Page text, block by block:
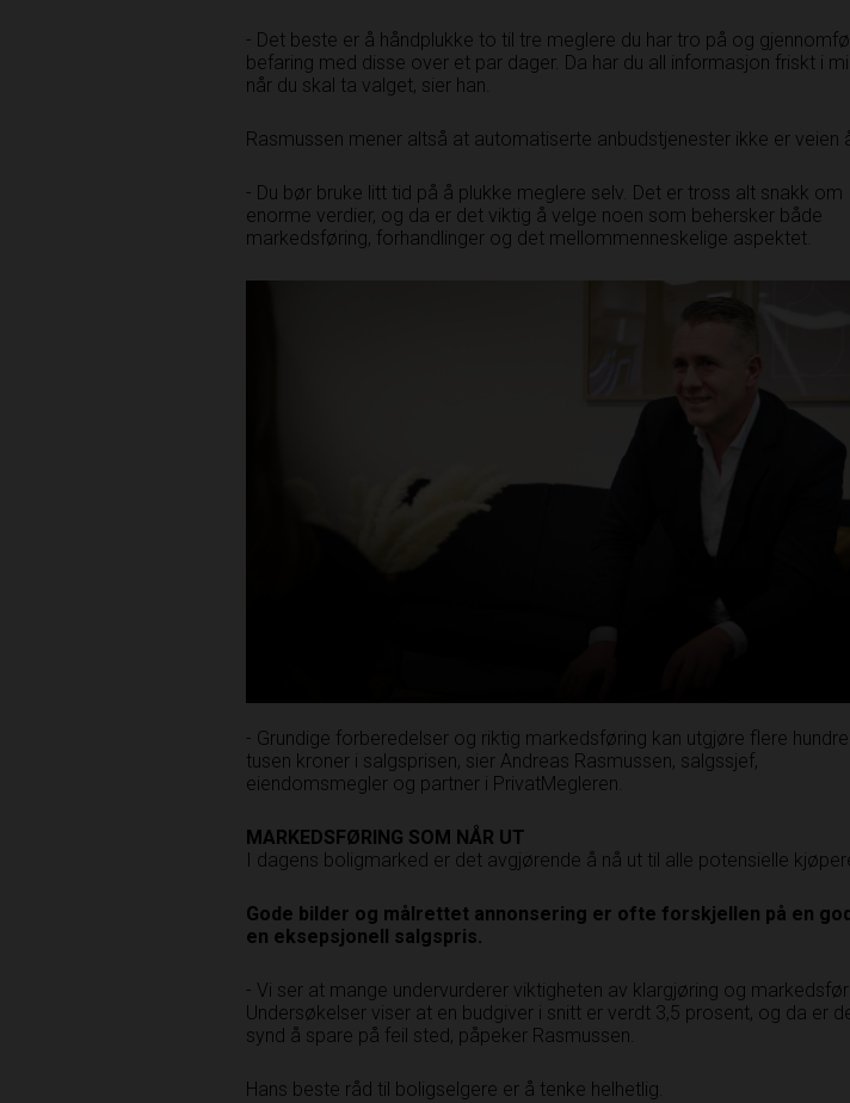
- Det beste er å håndplukke to til tre meglere du har tro på og
befaring med disse over et par dager. Da har du all informasjon friskt i
når du skal ta valget, sier han.
Rasmussen mener altså at automatiserte anbudstjenester ikke er­ veien
- Du bør bruke litt tid på å plukke meglere selv. Det er tross alt snakk om
enorme verdier, og da er det­ viktig å velge noen som behersker både
markedsføring, forhandlinger og det mellommenneskelige aspektet.
- Grundige forberedelser og riktig markeds­føring kan utgjøre flere hundre
tusen kroner i salgsprisen, sier Andreas Rasmussen, salgssjef,
eiendomsmegler og partner i PrivatMegleren.
MARKEDSFØRING SOM NÅR UT
I dagens boligmarked er det avgjørende å nå ut til alle potensielle
Gode bilder og målrettet ­ annonsering er ofte forskjellen på en
en eksepsjonell salgspris.
- Vi ser at mange undervurderer­ viktigheten av klargjøring og
Undersøkelser viser at en budgiver i snitt er verdt 3,5 prosent, og da er
synd å spare på feil sted, påpeker Rasmussen.
Hans beste råd til boligselgere er å tenke helhetlig.